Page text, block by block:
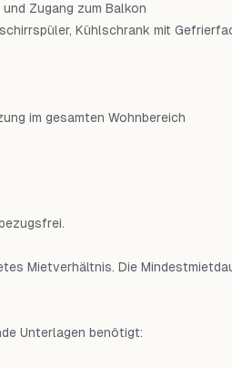
Zugang zum Balkon
Kühlschrank mit
im gesamten Wohnbereich
Mietverhältnis. Die
Unterlagen benötigt: